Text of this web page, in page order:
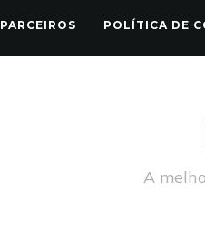
PARCEIROS POLÍTICA DE
A